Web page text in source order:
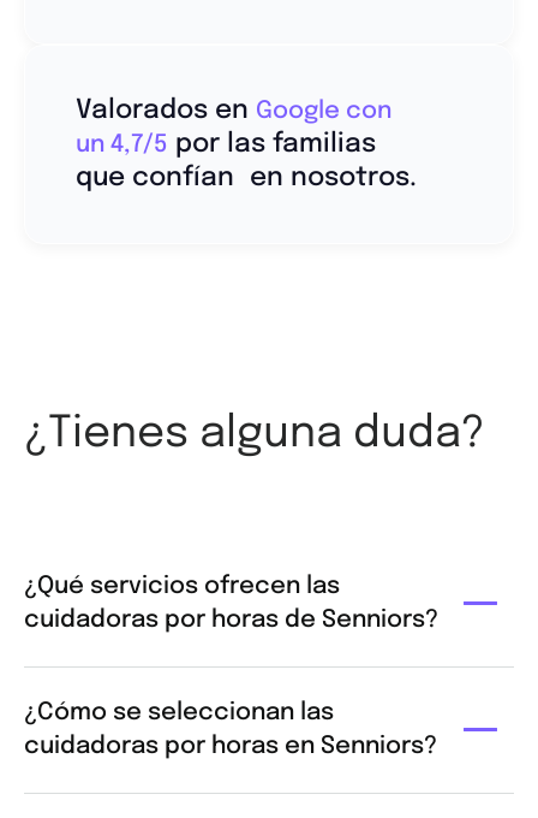
Valorados en Google con
un 4,7/5 por las familias
que confían en nosotros.
¿Tienes alguna duda?
¿Qué servicios ofrecen las
cuidadoras por horas de Senniors?
personalizada en diversas áreas, incluyendo:
Higiene personal y cuidados básicos.
¿Cómo se seleccionan las
cuidadoras por horas en Senniors?